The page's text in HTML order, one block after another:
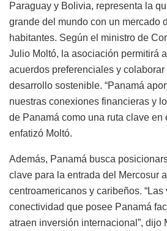
Paraguay y Bolivia, representa la
grande del mundo con un mercado
habitantes. Según el ministro de
Julio Moltó, la asociación permitirá
acuerdos preferenciales y
desarrollo sostenible. “Panamá
nuestras conexiones financieras y
de Panamá como una ruta clave en
enfatizó Moltó.
Además, Panamá busca
clave para la entrada del Mercosur
centroamericanos y caribeños. “Las
conectividad que posee Panamá
atraen inversión internacional”, dijo